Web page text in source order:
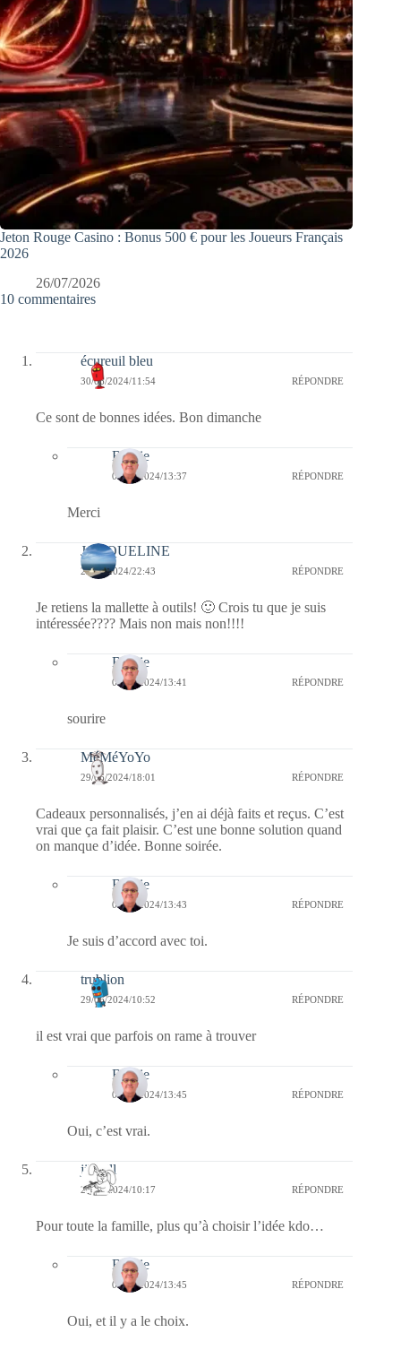
Jeton Rouge Casino : Bonus 500 € pour les Joueurs Français
2026
26/07/2026
10 commentaires
écureuil bleu
30/06/2024/11:54 RÉPONDRE
Ce sont de bonnes idées. Bon dimanche
Bernie
01/07/2024/13:37 RÉPONDRE
Merci
JACQUELINE
29/06/2024/22:43 RÉPONDRE
Je retiens la mallette à outils! 🙂 Crois tu que je suis
intéressée???? Mais non mais non!!!!
Bernie
01/07/2024/13:41 RÉPONDRE
sourire
MéMéYoYo
29/06/2024/18:01 RÉPONDRE
Cadeaux personnalisés, j’en ai déjà faits et reçus. C’est
vrai que ça fait plaisir. C’est une bonne solution quand
on manque d’idée. Bonne soirée.
Bernie
01/07/2024/13:43 RÉPONDRE
Je suis d’accord avec toi.
trublion
29/06/2024/10:52 RÉPONDRE
il est vrai que parfois on rame à trouver
Bernie
01/07/2024/13:45 RÉPONDRE
Oui, c’est vrai.
jill bill
29/06/2024/10:17 RÉPONDRE
Pour toute la famille, plus qu’à choisir l’idée kdo…
Bernie
01/07/2024/13:45 RÉPONDRE
Oui, et il y a le choix.